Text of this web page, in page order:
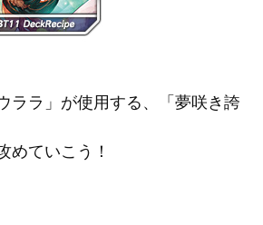
ララ」が使用する、「夢咲き誇
めていこう！